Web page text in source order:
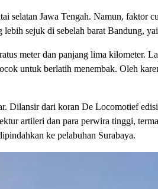
selatan Jawa Tengah. Namun, faktor
sejuk di sebelah barat Bandung,
meter dan panjang lima kilometer.
untuk berlatih menembak. Oleh
Dilansir dari koran De Locomotief
artileri dan para perwira tinggi,
ke pelabuhan Surabaya.